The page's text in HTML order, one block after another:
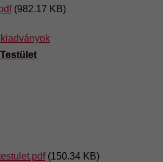
(982.17 KB)
(150.34 KB)